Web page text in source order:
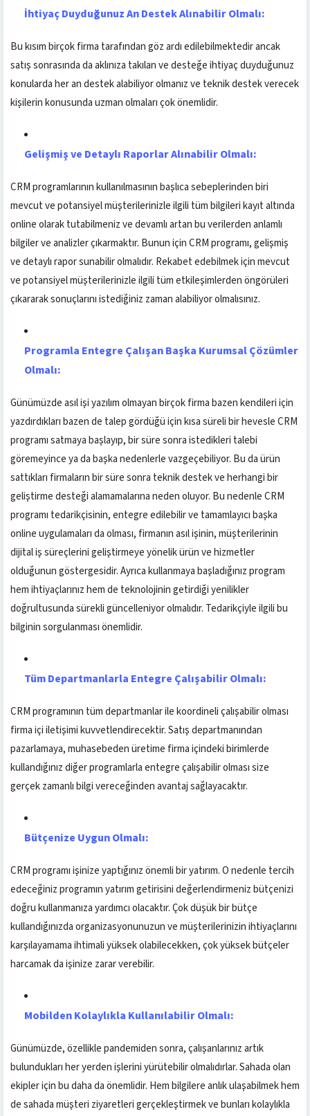
İhtiyaç Duyduğunuz An Destek Alınabilir Olmalı:
Bu kısım birçok firma tarafından göz ardı edilebilmektedir ancak
satış sonrasında da aklınıza takılan ve desteğe ihtiyaç duyduğunuz
konularda her an destek alabiliyor olmanız ve teknik destek verecek
kişilerin konusunda uzman olmaları çok önemlidir.
Gelişmiş ve Detaylı Raporlar Alınabilir Olmalı:
CRM programlarının kullanılmasının başlıca sebeplerinden biri
mevcut ve potansiyel müşterilerinizle ilgili tüm bilgileri kayıt altında
online olarak tutabilmeniz ve devamlı artan bu verilerden anlamlı
bilgiler ve analizler çıkarmaktır. Bunun için CRM programı, gelişmiş
ve detaylı rapor sunabilir olmalıdır. Rekabet edebilmek için mevcut
ve potansiyel müşterilerinizle ilgili tüm etkileşimlerden öngörüleri
çıkararak sonuçlarını istediğiniz zaman alabiliyor olmalısınız.
Programla Entegre Çalışan Başka Kurumsal Çözümler
Olmalı:
Günümüzde asıl işi yazılım olmayan birçok firma bazen kendileri için
yazdırdıkları bazen de talep gördüğü için kısa süreli bir hevesle CRM
programı satmaya başlayıp, bir süre sonra istedikleri talebi
göremeyince ya da başka nedenlerle vazgeçebiliyor. Bu da ürün
sattıkları firmaların bir süre sonra teknik destek ve herhangi bir
geliştirme desteği alamamalarına neden oluyor. Bu nedenle CRM
programı tedarikçisinin, entegre edilebilir ve tamamlayıcı başka
online uygulamaları da olması, firmanın asıl işinin, müşterilerinin
dijital iş süreçlerini geliştirmeye yönelik ürün ve hizmetler
olduğunun göstergesidir. Ayrıca kullanmaya başladığınız program
hem ihtiyaçlarınız hem de teknolojinin getirdiği yenilikler
doğrultusunda sürekli güncelleniyor olmalıdır. Tedarikçiyle ilgili bu
bilginin sorgulanması önemlidir.
Tüm Departmanlarla Entegre Çalışabilir Olmalı:
CRM programının tüm departmanlar ile koordineli çalışabilir olması
firma içi iletişimi kuvvetlendirecektir. Satış departmanından
pazarlamaya, muhasebeden üretime firma içindeki birimlerde
kullandığınız diğer programlarla entegre çalışabilir olması size
gerçek zamanlı bilgi vereceğinden avantaj sağlayacaktır.
Bütçenize Uygun Olmalı:
CRM programı işinize yaptığınız önemli bir yatırım. O nedenle tercih
edeceğiniz programın yatırım getirisini değerlendirmeniz bütçenizi
doğru kullanmanıza yardımcı olacaktır. Çok düşük bir bütçe
kullandığınızda organizasyonunuzun ve müşterilerinizin ihtiyaçlarını
karşılayamama ihtimali yüksek olabilecekken, çok yüksek bütçeler
harcamak da işinize zarar verebilir.
Mobilden Kolaylıkla Kullanılabilir Olmalı:
Günümüzde, özellikle pandemiden sonra, çalışanlarınız artık
bulundukları her yerden işlerini yürütebilir olmalıdırlar. Sahada olan
ekipler için bu daha da önemlidir. Hem bilgilere anlık ulaşabilmek hem
de sahada müşteri ziyaretleri gerçekleştirmek ve bunları kolaylıkla